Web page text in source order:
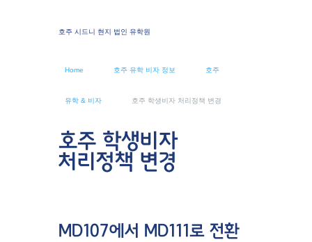
호주 시드니 현지 법인 유학원
Home 호주 유학 비자 정보 호주
유학 & 비자 호주 학생비자 처리정책 변경
호주 학생비자
처리정책 변경
MD107에서 MD111로 전환